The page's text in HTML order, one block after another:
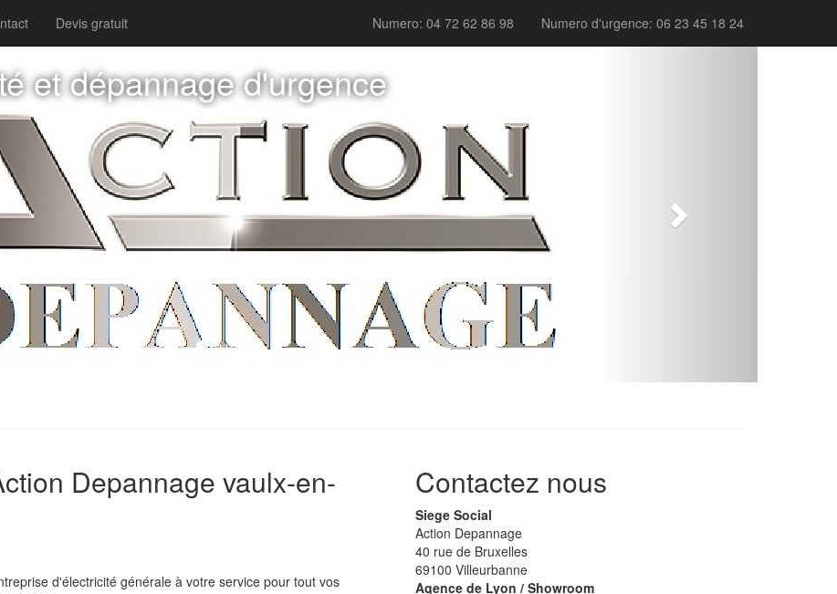
Devis gratuit Numero: 04 72 62 86 98 Numero d'urgence: 06 23 45 18 24
et dépannage d'urgence
Depannage vaulx-en-
d'électricité générale à votre service pour tout vos
Contactez nous
Siege Social
Action Depannage
40 rue de Bruxelles
69100 Villeurbanne
Agence de Lyon / Showroom